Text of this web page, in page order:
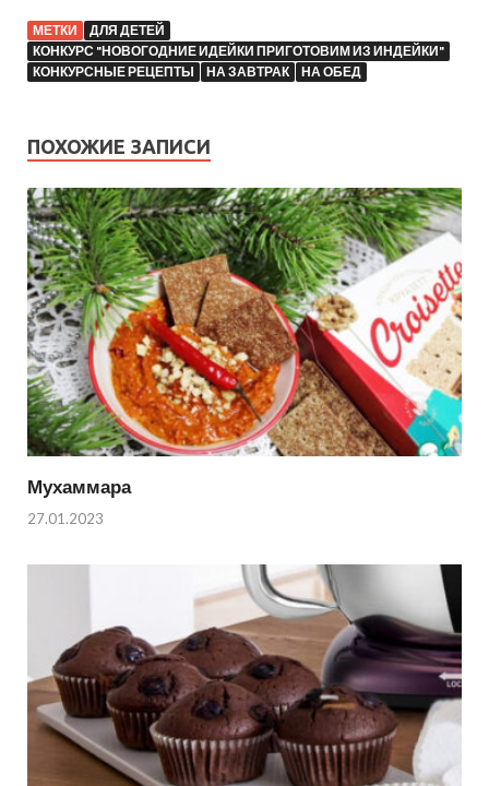
МЕТКИ
ДЛЯ ДЕТЕЙ
КОНКУРС "НОВОГОДНИЕ ИДЕЙКИ ПРИГОТОВИМ ИЗ ИНДЕЙКИ"
КОНКУРСНЫЕ РЕЦЕПТЫ
НА ЗАВТРАК НА ОБЕД
ПОХОЖИЕ ЗАПИСИ
Мухаммара
27.01.2023